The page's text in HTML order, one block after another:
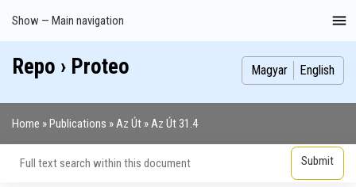
Main
navigation
Show — Main navigation
Index
Publications
Theses
Images
Contributors
Repo › Proteo Magyar English
Home Publications Az Út Az Út 31.4